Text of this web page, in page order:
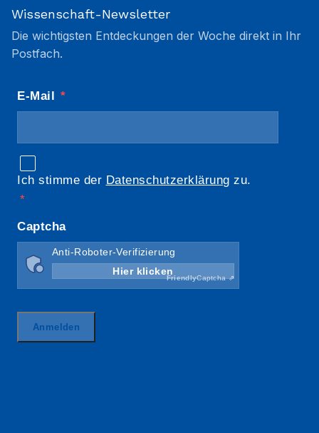
Wissenschaft-Newsletter
Die wichtigsten Entdeckungen der Woche direkt in Ihr
Postfach.